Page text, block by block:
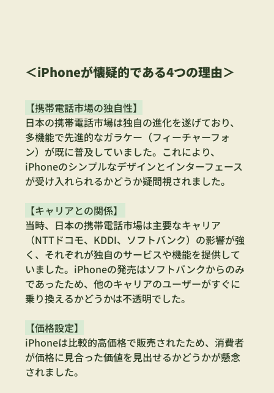
＜iPhoneが懐疑的である4つの理由＞
【携帯電話市場の独自性】
日本の携帯電話市場は独自の進化を遂げており、
多機能で先進的なガラケー（フィーチャーフォ
ン）が既に普及していました。これにより、
iPhoneのシンプルなデザインとインターフェース
が受け入れられるかどうか疑問視されました。
【キャリアとの関係】
当時、日本の携帯電話市場は主要なキャリア
（NTTドコモ、KDDI、ソフトバンク）の影響が強
く、それぞれが独自のサービスや機能を提供して
いました。iPhoneの発売はソフトバンクからのみ
であったため、他のキャリアのユーザーがすぐに
乗り換えるかどうかは不透明でした。
【価格設定】
iPhoneは比較的高価格で販売されたため、消費者
が価格に見合った価値を見出せるかどうかが懸念
されました。